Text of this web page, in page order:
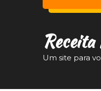
Um site para